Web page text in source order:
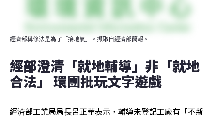
經濟部稱修法是為了「接地氣」。擷取自經濟部簡報。
經部澄清「就地輔導」非「就地
合法」 環團批玩文字遊戲
經濟部工業局局長呂正華表示，輔導未登記工廠有「不新